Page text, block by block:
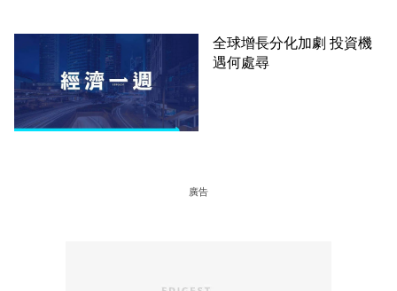
全球增長分化加劇 投資機
遇何處尋
廣告